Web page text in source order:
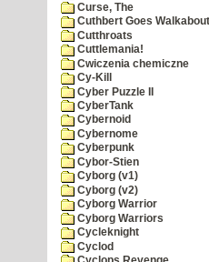
Curse, The
Cuthbert Goes Walkabout
Cutthroats
Cuttlemania!
Cwiczenia chemiczne
Cy-Kill
Cyber Puzzle II
CyberTank
Cybernoid
Cybernome
Cyberpunk
Cybor-Stien
Cyborg (v1)
Cyborg (v2)
Cyborg Warrior
Cyborg Warriors
Cycleknight
Cyclod